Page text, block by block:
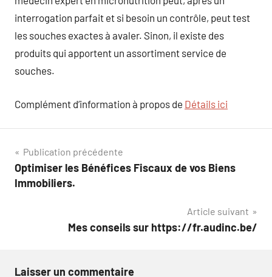
interrogation parfait et si besoin un contrôle, peut test
les souches exactes à avaler. Sinon, il existe des
produits qui apportent un assortiment service de
souches.
Complément d’information à propos de Détails ici
Navigation
de
Publication précédente
Optimiser les Bénéfices Fiscaux de vos Biens
Immobiliers.
Article suivant
Mes conseils sur https://fr.audinc.be/
Laisser un commentaire